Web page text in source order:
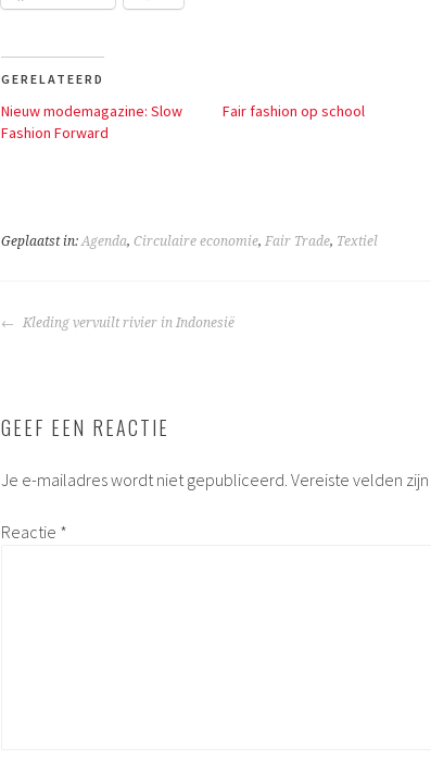
GERELATEERD
Nieuw modemagazine: Slow
Fashion Forward
Fair fashion op school
Geplaatst in:Agenda, Circulaire economie, Fair Trade, Textiel
BERICHTNAVIGATIE
Kleding vervuilt rivier in Indonesië
GEEF EEN REACTIE
Je e-mailadres wordt niet gepubliceerd. Vereiste velden
Reactie *